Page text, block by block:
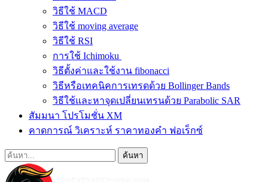
วิธีใช้ MACD
วิธีใช้ moving average
วิธีใช้ RSI
การใช้ Ichimoku
วิธีตั้งค่าและใช้งาน fibonacci
วิธีหรือเทคนิคการเทรดด้วย Bollinger Bands
วิธีใช้และหาจุดเปลี่ยนเทรนด้วย Parabolic SAR
สัมมนา โปรโมชั่น XM
คาดการณ์ วิเคราะห์ ราคาทองคำ ฟอเร็กซ์